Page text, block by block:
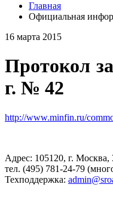
Главная
Официальная
16 марта 2015
Протокол
г. № 42
http://www.minfin.ru/
Адрес: 105120, г.
тел. (495) 781-24-79
Техподдержка: